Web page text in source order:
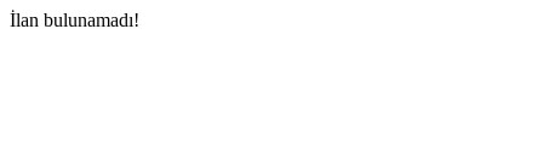
İlan bulunamadı!